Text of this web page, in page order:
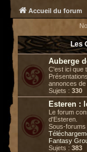
Accueil du forum
Les
Auberge
C'est ici que
annonces
Sujets : 330
Esteren :
Le forum
d'Esteren.
Sous-forums
Fantasy
Sujets : 383